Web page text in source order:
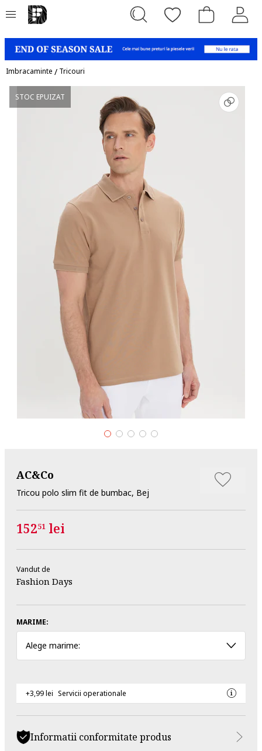
Imbracaminte / Tricouri
STOC EPUIZAT
AC&Co
Tricou polo slim fit de bumbac, Bej
15251 lei
Vandut de
Fashion Days
MARIME:
Alege marime:
+3,99 lei Servicii operationale
Informatii conformitate produs